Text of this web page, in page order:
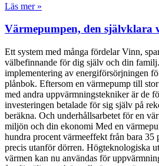
Läs mer »
Värmepumpen, den
Ett system med många fördelar Vinn,
välbefinnande för dig själv och din
implementering av energiförsörjningen
plånbok. Eftersom en värmepump till
med andra uppvärmningstekniker är de
investeringen betalade för sig själv på
beräkna. Och underhållsarbetet för en
miljön och din ekonomi Med en
hundra procent värmeeffekt från bara
precis utanför dörren. Högteknologiska
värmen kan nu användas för